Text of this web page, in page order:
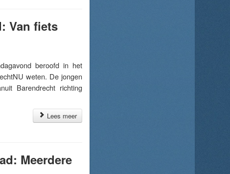
Van fiets
beroofd in het
weten. De jongen
Barendrecht richting
Lees meer
Meerdere